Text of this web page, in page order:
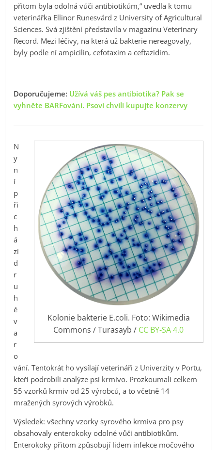
přitom byla odolná vůči antibiotikům,“ uvedla k tomu
veterinářka Ellinor Runesvärd z University of Agricultural
Sciences. Svá zjištění představila v magazínu Veterinary
Record. Mezi léčivy, na která už bakterie nereagovaly,
byly podle ní ampicilin, cefotaxim a ceftazidim.
Doporučujeme: Užívá váš pes antibiotika? Pak se
vyhněte BARFování. Psovi chvíli kupujte konzervy
Kolonie bakterie E.coli. Foto: Wikimedia
Commons / Turasayb / CC BY-SA 4.0
N
y
n
í
p
ři
c
h
á
zí
d
r
u
h
é
v
a
r
o
vání. Tentokrát ho vysílají veterináři z Univerzity v Portu,
kteří podrobili analýze psí krmivo. Prozkoumali celkem
55 vzorků krmiv od 25 výrobců, a to včetně 14
mražených syrových výrobků.
Výsledek: všechny vzorky syrového krmiva pro psy
obsahovaly enterokoky odolné vůči antibiotikům.
Enterokoky přitom způsobují lidem infekce močového